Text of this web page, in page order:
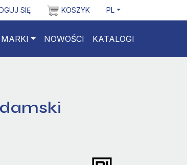
SIĘ KOSZYK PL
MARKI NOWOŚCI KATALOGI